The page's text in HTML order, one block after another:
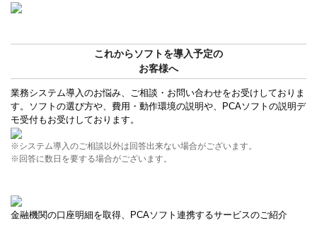
これからソフトを導入予定の
お客様へ
業務システム導入のお悩み、ご相談・お問い合わせをお受けしておりま
す。ソフトの選び方や、費用・動作環境の説明や、PCAソフトの説明デ
モ受付もお受けしております。
※システム導入のご相談以外は回答出来ない場合がございます。
※回答に数日を要する場合がございます。
金融機関の口座明細を取得、PCAソフト連携するサービスのご紹介